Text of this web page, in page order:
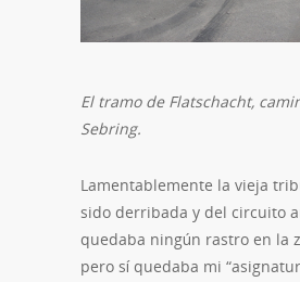
El tramo de Flatschacht,
Sebring.
Lamentablemente la vieja
sido derribada y del circuito
quedaba ningún rastro en la
pero sí quedaba mi